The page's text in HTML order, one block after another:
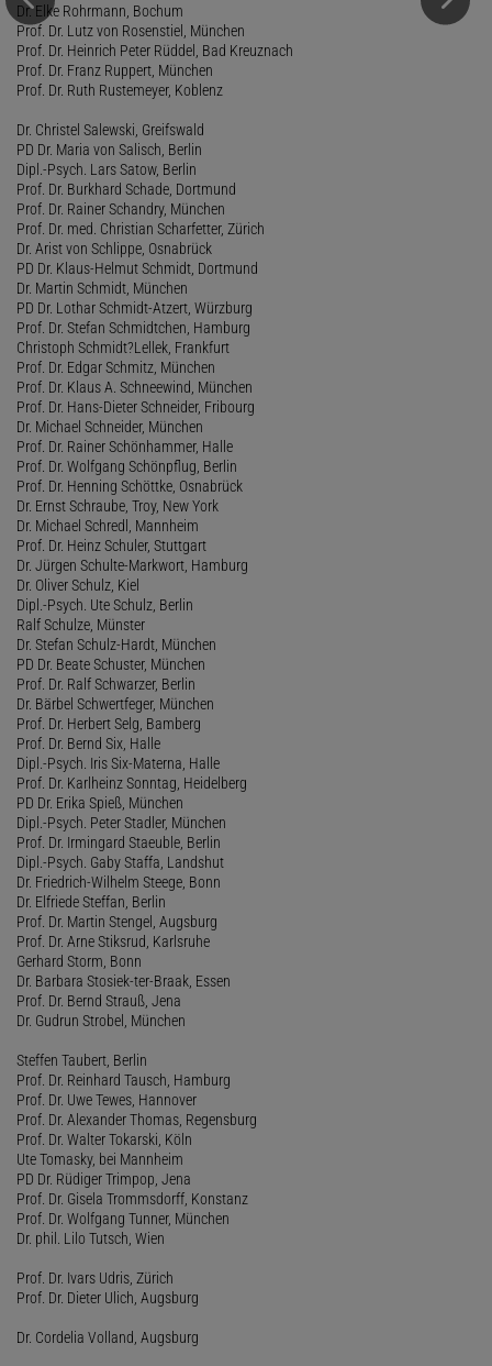
Dr. Elke Rohrmann, Bochum
Prof. Dr. Lutz von Rosenstiel, München
Prof. Dr. Heinrich Peter Rüddel, Bad Kreuznach
Prof. Dr. Franz Ruppert, München
Prof. Dr. Ruth Rustemeyer, Koblenz
Dr. Christel Salewski, Greifswald
PD Dr. Maria von Salisch, Berlin
Dipl.-Psych. Lars Satow, Berlin
Prof. Dr. Burkhard Schade, Dortmund
Prof. Dr. Rainer Schandry, München
Prof. Dr. med. Christian Scharfetter, Zürich
Dr. Arist von Schlippe, Osnabrück
PD Dr. Klaus-Helmut Schmidt, Dortmund
Dr. Martin Schmidt, München
PD Dr. Lothar Schmidt-Atzert, Würzburg
Prof. Dr. Stefan Schmidtchen, Hamburg
Christoph Schmidt?Lellek, Frankfurt
Prof. Dr. Edgar Schmitz, München
Prof. Dr. Klaus A. Schneewind, München
Prof. Dr. Hans-Dieter Schneider, Fribourg
Dr. Michael Schneider, München
Prof. Dr. Rainer Schönhammer, Halle
Prof. Dr. Wolfgang Schönpflug, Berlin
Prof. Dr. Henning Schöttke, Osnabrück
Dr. Ernst Schraube, Troy, New York
Dr. Michael Schredl, Mannheim
Prof. Dr. Heinz Schuler, Stuttgart
Dr. Jürgen Schulte-Markwort, Hamburg
Dr. Oliver Schulz, Kiel
Dipl.-Psych. Ute Schulz, Berlin
Ralf Schulze, Münster
Dr. Stefan Schulz-Hardt, München
PD Dr. Beate Schuster, München
Prof. Dr. Ralf Schwarzer, Berlin
Dr. Bärbel Schwertfeger, München
Prof. Dr. Herbert Selg, Bamberg
Prof. Dr. Bernd Six, Halle
Dipl.-Psych. Iris Six-Materna, Halle
Prof. Dr. Karlheinz Sonntag, Heidelberg
PD Dr. Erika Spieß, München
Dipl.-Psych. Peter Stadler, München
Prof. Dr. Irmingard Staeuble, Berlin
Dipl.-Psych. Gaby Staffa, Landshut
Dr. Friedrich-Wilhelm Steege, Bonn
Dr. Elfriede Steffan, Berlin
Prof. Dr. Martin Stengel, Augsburg
Prof. Dr. Arne Stiksrud, Karlsruhe
Gerhard Storm, Bonn
Dr. Barbara Stosiek-ter-Braak, Essen
Prof. Dr. Bernd Strauß, Jena
Dr. Gudrun Strobel, München
Steffen Taubert, Berlin
Prof. Dr. Reinhard Tausch, Hamburg
Prof. Dr. Uwe Tewes, Hannover
Prof. Dr. Alexander Thomas, Regensburg
Prof. Dr. Walter Tokarski, Köln
Ute Tomasky, bei Mannheim
PD Dr. Rüdiger Trimpop, Jena
Prof. Dr. Gisela Trommsdorff, Konstanz
Prof. Dr. Wolfgang Tunner, München
Dr. phil. Lilo Tutsch, Wien
Prof. Dr. Ivars Udris, Zürich
Prof. Dr. Dieter Ulich, Augsburg
Dr. Cordelia Volland, Augsburg